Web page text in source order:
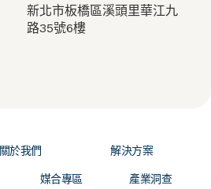
新北市板橋區溪頭里華江九
路35號6樓
關於我們 解決方案
媒合專區 產業洞查